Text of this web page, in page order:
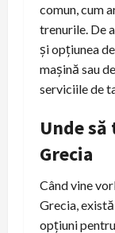
comun, cum
trenurile. De
și opțiunea
mașină sau
serviciile de
Unde să
Grecia
Când vine
Grecia,
opțiuni